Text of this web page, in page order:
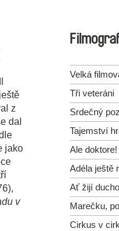
z
dal
jako
v
Velká
Tři veteráni
Srdečný
Tajemství
Ale doktore!
Adéla ještě
Ať žijí
Marečku,
Cirkus v